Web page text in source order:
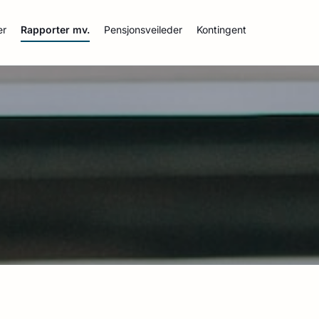
Rapporter mv. Pensjonsveileder Kontingent